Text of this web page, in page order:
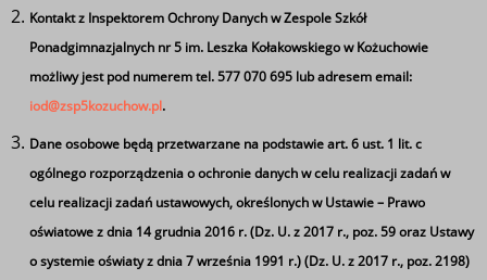
Kożuchowie
Tagi
Kontakt z Inspektorem Ochrony Danych w Zespole Szkół
Ponadgimnazjalnych nr 5 im. Leszka Kołakowskiego w Kożuchowie
możliwy jest pod numerem tel. 577 070 695 lub adresem email:
iod@zsp5kozuchow.pl.
Dane osobowe będą przetwarzane na podstawie art. 6 ust. 1 lit. c
ogólnego rozporządzenia o ochronie danych w celu realizacji zadań w
celu realizacji zadań ustawowych, określonych w Ustawie – Prawo
oświatowe z dnia 14 grudnia 2016 r. (Dz. U. z 2017 r., poz. 59 oraz Ustawy
o systemie oświaty z dnia 7 września 1991 r.) (Dz. U. z 2017 r., poz. 2198)